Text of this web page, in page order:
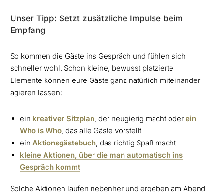
Unser Tipp: Setzt zusätzliche Impulse beim
Empfang
So kommen die Gäste ins Gespräch und fühlen sich
schneller wohl. Schon kleine, bewusst platzierte
Elemente können eure Gäste ganz natürlich miteinander
agieren lassen:
ein kreativer Sitzplan, der neugierig macht oder ein
Who is Who, das alle Gäste vorstellt
ein Aktionsgästebuch, das richtig Spaß macht
kleine Aktionen, über die man automatisch ins
Gespräch kommt
Solche Aktionen laufen nebenher und ergeben am Abend